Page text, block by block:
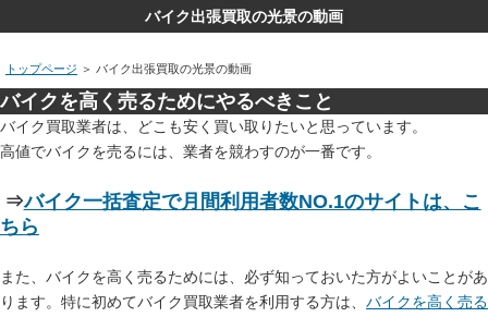
バイク出張買取の光景の動画
トップページ ＞ バイク出張買取の光景の動画
バイクを高く売るためにやるべきこと
バイク買取業者は、どこも安く買い取りたいと思っています。
高値でバイクを売るには、業者を競わすのが一番です。
⇒バイク一括査定で月間利用者数NO.1のサイトは、こ
ちら
また、バイクを高く売るためには、必ず知っておいた方がよいことがあ
ります。特に初めてバイク買取業者を利用する方は、 バイクを高く売る